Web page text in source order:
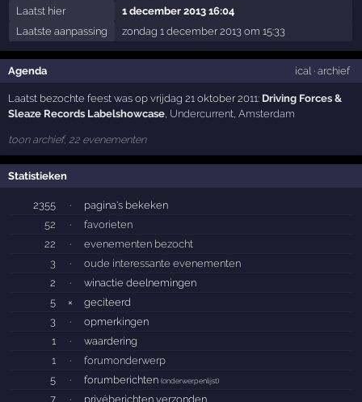
Laatst hier
1 december 2013 16:04
Laatste aanpassing
zondag 1 december 2013 om 15:33
Agenda ical· archief
Laatst bezochte feest was op vrijdag 21 oktober 2011: Driving Forces &
Sleaze Records Labelshowcase, Undercurrent,Amsterdam
toon archief, 22 evenementen
Statistieken
2355 ·
pagina's bekeken
52
·
favorieten
22
·
evenementen bezocht
3
·
oude interessante evenementen
2
·
winactie deelnemingen
5
×
geciteerd
3
·
opmerkingen
1
·
waardering
1
·
forumonderwerp
5
· forumberichten(onderwerpenlijst)
7 · privéberichten verzonden